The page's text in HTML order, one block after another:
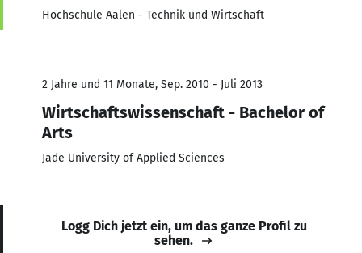
Hochschule Aalen - Technik und Wirtschaft
2 Jahre und 11 Monate, Sep. 2010 - Juli 2013
Wirtschaftswissenschaft - Bachelor of
Arts
Jade University of Applied Sciences
Logg Dich jetzt ein, um das ganze Profil zu
sehen.